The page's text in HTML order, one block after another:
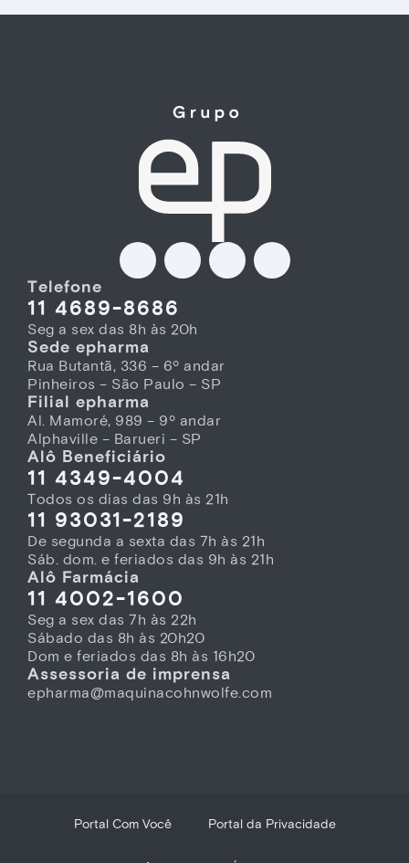
Telefone
11 4689-8686
Seg a sex das 8h às 20h
Sede epharma
Rua Butantã, 336 – 6º andar
Pinheiros – São Paulo – SP
Filial epharma
Al. Mamoré, 989 – 9º andar
Alphaville – Barueri – SP
Alô Beneficiário
11 4349-4004
Todos os dias das 9h às 21h
11 93031-2189
De segunda a sexta das 7h às 21h
Sáb. dom. e feriados das 9h às 21h
Alô Farmácia
11 4002-1600
Seg a sex das 7h às 22h
Sábado das 8h às 20h20
Dom e feriados das 8h às 16h20
Assessoria de imprensa
epharma@maquinacohnwolfe.com
Portal Com Você Portal da Privacidade